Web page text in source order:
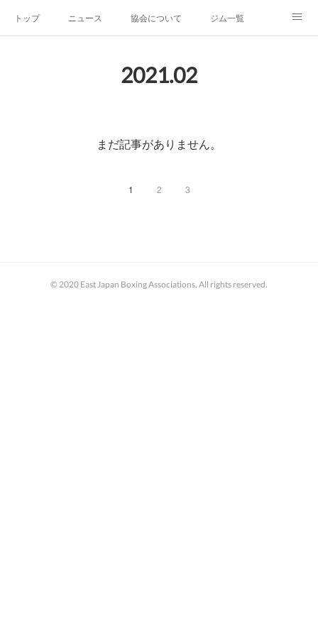
トップ ニュース 協会について ジム一覧
2021.02
まだ記事がありません。
1 2 3
© 2020 East Japan Boxing Associations, All rights reserved.